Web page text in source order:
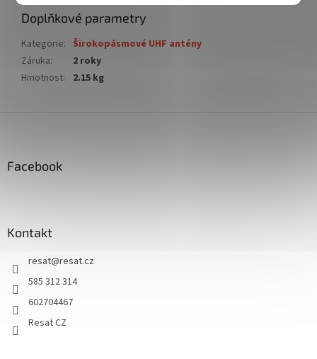
Doplňkové parametry
Kategorie: Širokopásmové UHF antény
Záruka:
2 roky
Hmotnost: 2.15 kg
Facebook
Kontakt
resat@resat.cz
585 312 314
602704467
Resat CZ